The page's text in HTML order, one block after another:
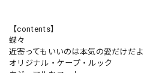
【contents】
蝶々
近寄ってもいいのは本気の愛だけだよ
オリジナル・ケープ・ルック